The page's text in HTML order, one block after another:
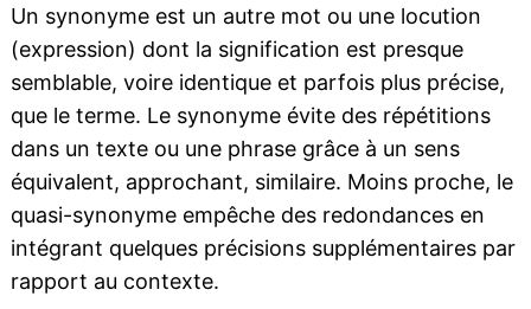
Un synonyme est un autre mot ou une locution
(expression) dont la signification est presque
semblable, voire identique et parfois plus précise,
que le terme. Le synonyme évite des répétitions
dans un texte ou une phrase grâce à un sens
équivalent, approchant, similaire. Moins proche, le
quasi-synonyme empêche des redondances en
intégrant quelques précisions supplémentaires par
rapport au contexte.